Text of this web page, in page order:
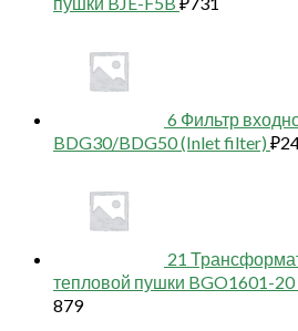
6 Фильтр
BDG30/BDG50 (Inlet filter) ₽
21
тепловой пушки BGO1601-
879